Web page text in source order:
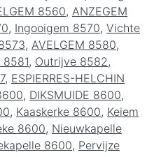
8560, ANZEGEM
, Ingooigem 8570, Vichte
, AVELGEM 8580,
, Outrijve 8582 ,
, ESPIERRES-HELCHIN
, DIKSMUIDE 8600,
, Kaaskerke 8600, Keiem
8600, Nieuwkapelle
8600, Pervijze